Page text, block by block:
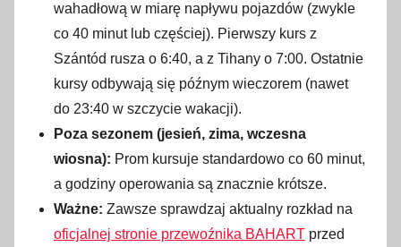
wahadłową w miarę napływu pojazdów (zwykle
co 40 minut lub częściej). Pierwszy kurs z
Szántód rusza o 6:40, a z Tihany o 7:00. Ostatnie
kursy odbywają się późnym wieczorem (nawet
do 23:40 w szczycie wakacji).
Poza sezonem (jesień, zima, wczesna
wiosna): Prom kursuje standardowo co 60 minut,
a godziny operowania są znacznie krótsze.
Ważne: Zawsze sprawdzaj aktualny rozkład na
oficjalnej stronie przewoźnika BAHART przed